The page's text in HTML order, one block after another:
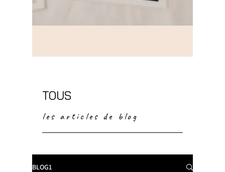
TOUS
les articles de blog
BLOG1